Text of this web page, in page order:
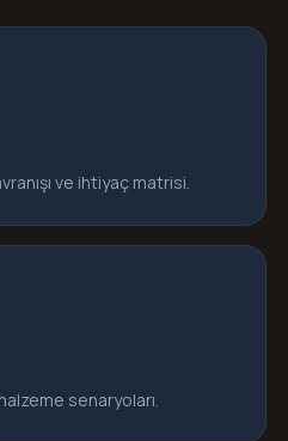
ve ihtiyaç matrisi.
senaryoları.